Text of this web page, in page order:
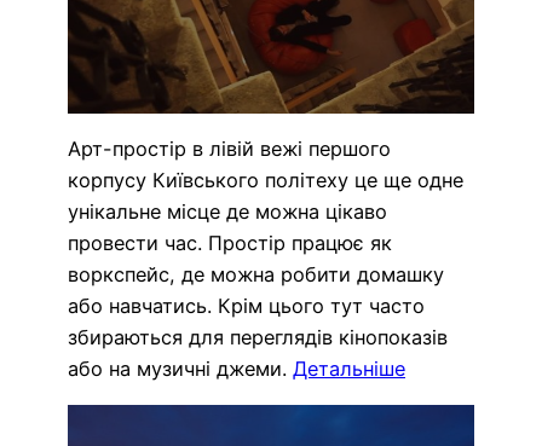
Арт-простір в лівій вежі першого
корпусу Київського політеху це ще одне
унікальне місце де можна цікаво
провести час. Простір працює як
воркспейс, де можна робити домашку
або навчатись. Крім цього тут часто
збираються для переглядів кінопоказів
або на музичні джеми. Детальніше